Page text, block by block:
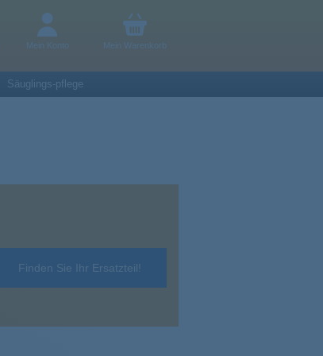
Mein Konto Mein Warenkorb
Säuglings-pflege
Finden Sie Ihr Ersatzteil!